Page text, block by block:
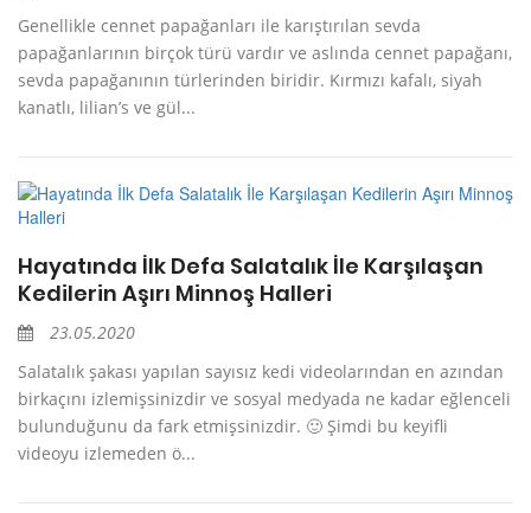
Genellikle cennet papağanları ile karıştırılan sevda
papağanlarının birçok türü vardır ve aslında cennet papağanı,
sevda papağanının türlerinden biridir. Kırmızı kafalı, siyah
kanatlı, lilian’s ve gül...
Hayatında İlk Defa Salatalık İle Karşılaşan
Kedilerin Aşırı Minnoş Halleri
23.05.2020
Salatalık şakası yapılan sayısız kedi videolarından en azından
birkaçını izlemişsinizdir ve sosyal medyada ne kadar eğlenceli
bulunduğunu da fark etmişsinizdir. 🙂 Şimdi bu keyifli
videoyu izlemeden ö...